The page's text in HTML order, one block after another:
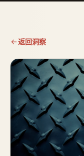
返回洞察